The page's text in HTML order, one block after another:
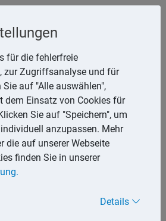
Lexika
Suchen
nicht mehr, gleichwohl hält er sich
Patienten und Ärzten. Heute
gesprochen. Diese
in einem Kurort erfolgen.
für die fehlerfreie
zur Zugriffsanalyse und für
auf "Alle auswählen",
dem Einsatz von Cookies für
Sie auf "Speichern", um
anzupassen. Mehr
die auf unserer Webseite
finden Sie in unserer
Details